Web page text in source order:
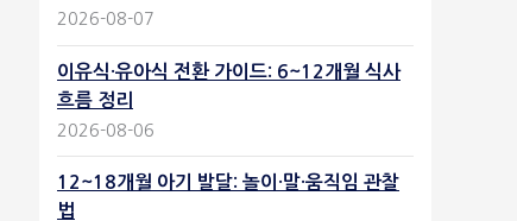
2026-08-07
이유식·유아식 전환 가이드: 6~12개월 식사
흐름 정리
2026-08-06
12~18개월 아기 발달: 놀이·말·움직임 관찰
법